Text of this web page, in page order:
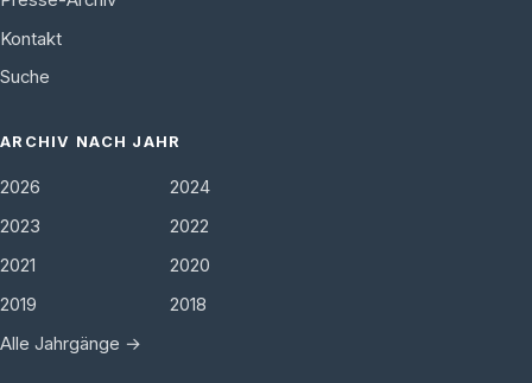
Kontakt
Suche
ARCHIV NACH JAHR
2026
2024
2023
2022
2021
2020
2019
2018
Alle Jahrgänge →